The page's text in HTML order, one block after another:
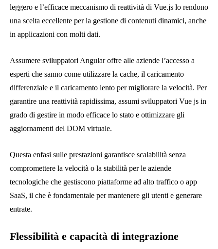
leggero e l’efficace meccanismo di reattività di Vue.js lo rendono
una scelta eccellente per la gestione di contenuti dinamici, anche
in applicazioni con molti dati.
Assumere sviluppatori Angular offre alle aziende l’accesso a
esperti che sanno come utilizzare la cache, il caricamento
differenziale e il caricamento lento per migliorare la velocità. Per
garantire una reattività rapidissima, assumi sviluppatori Vue js in
grado di gestire in modo efficace lo stato e ottimizzare gli
aggiornamenti del DOM virtuale.
Questa enfasi sulle prestazioni garantisce scalabilità senza
compromettere la velocità o la stabilità per le aziende
tecnologiche che gestiscono piattaforme ad alto traffico o app
SaaS, il che è fondamentale per mantenere gli utenti e generare
entrate.
Flessibilità e capacità di integrazione